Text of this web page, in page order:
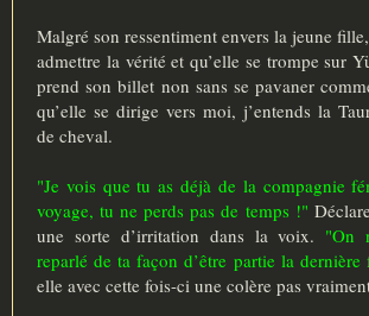
Malgré son ressentiment envers la jeune
admettre la vérité et qu’elle se trompe sur
prend son billet non sans se pavaner
qu’elle se dirige vers moi, j’entends la
de cheval.
"Je vois que tu as déjà de la compagnie
voyage, tu ne perds pas de temps !"
une sorte d’irritation dans la voix. "On
reparlé de ta façon d’être partie la dernière
elle avec cette fois-ci une colère pas